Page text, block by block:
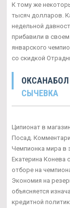
К тому же
тысяч долларов.
недельной
прибавили в
январского
со скидкой
СЫЧЕВКА
Ципионат в
Посад.
Чемпионка мира в
Екатерина Конева
отборе на
Экономия на
объясняется
кредитной